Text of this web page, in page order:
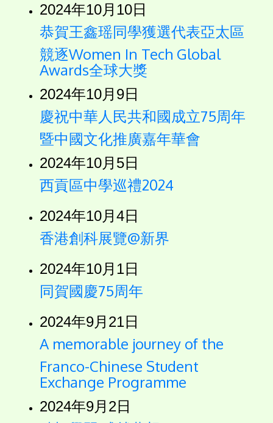
2024年10月10日
恭賀王鑫瑶同學獲選代表亞太區
競逐Women In Tech Global
Awards全球大獎
2024年10月9日
慶祝中華人民共和國成立75周年
暨中國文化推廣嘉年華會
2024年10月5日
西貢區中學巡禮2024
2024年10月4日
香港創科展覽@新界
2024年10月1日
同賀國慶75周年
2024年9月21日
A memorable journey of the
Franco-Chinese Student
Exchange Programme
2024年9月2日